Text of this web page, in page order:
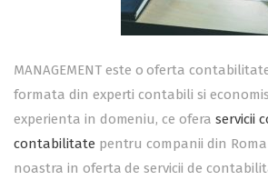
MANAGEMENT este o oferta
formata din experti contabili si
experienta in domeniu, ce oferaservicii
contabilitate pentru companii din
noastra in oferta de servicii de